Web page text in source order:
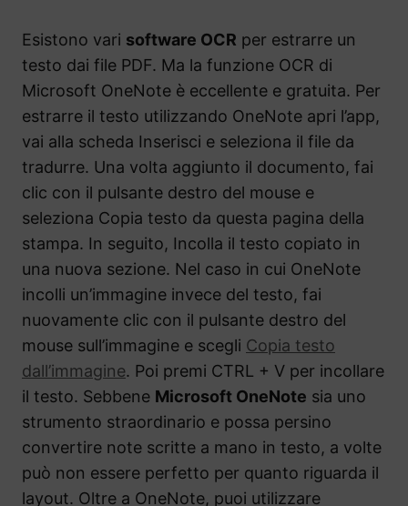
Esistono vari software OCR per estrarre un
testo dai file PDF. Ma la funzione OCR di
Microsoft OneNote è eccellente e gratuita. Per
estrarre il testo utilizzando OneNote apri l’app,
vai alla scheda Inserisci e seleziona il file da
tradurre. Una volta aggiunto il documento, fai
clic con il pulsante destro del mouse e
seleziona Copia testo da questa pagina della
stampa. In seguito, Incolla il testo copiato in
una nuova sezione. Nel caso in cui OneNote
incolli un’immagine invece del testo, fai
nuovamente clic con il pulsante destro del
mouse sull’immagine e scegli Copia testo
dall’immagine. Poi premi CTRL + V per incollare
il testo. Sebbene Microsoft OneNote sia uno
strumento straordinario e possa persino
convertire note scritte a mano in testo, a volte
può non essere perfetto per quanto riguarda il
layout. Oltre a OneNote, puoi utilizzare